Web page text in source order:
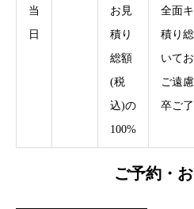
当
日
お見
積り
総額
(税
込)の
100%
全面
積り
いて
ご遠
卒ご
ご予約・